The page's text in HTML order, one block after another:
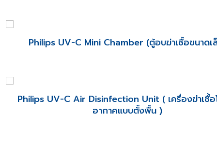
Philips UV-C Mini Chamber (ตู้อบฆ่าเชื้อขนาดเ
Philips UV-C Air Disinfection Unit ( เครื่องฆ่าเชื้อ
อากาศแบบตั้งพื้น )